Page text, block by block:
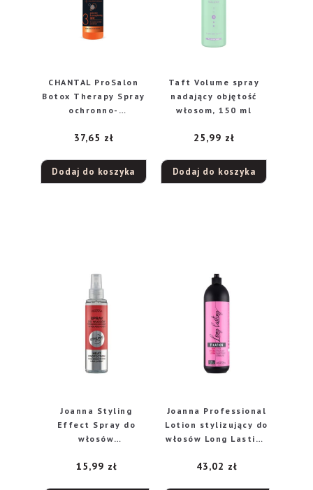
CHANTAL ProSalon
Botox Therapy Spray
ochronno-
włosów 275g
37,65 zł
Dodaj do koszyka
Taft Volume spray
nadający objętość
włosom, 150 ml
25,99 zł
Dodaj do koszyka
Joanna Styling
Effect Spray do
włosów
Wygładzenie 150ml
15,99 zł
Joanna Professional
Lotion stylizujący do
włosów Long Lasting
1000ml
43,02 zł